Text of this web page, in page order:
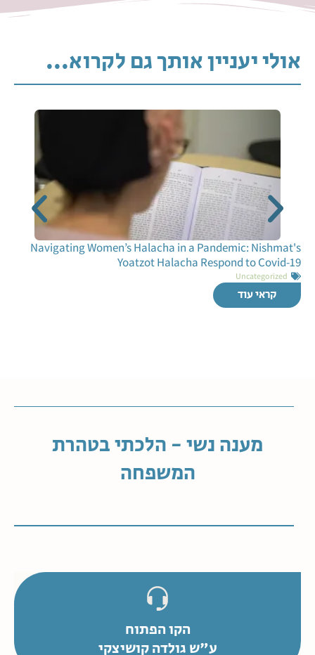
אולי יעניין אותך גם לקרוא...
Navigating Women’s Halacha in a Pandemic: Nishmat's
Yoatzot Halacha Respond to Covid-19
Uncategorized
קראי עוד
מענה נשי - הלכתי בטהרת
המשפחה
הקו הפתוח
ע"ש גולדה קושיצקי